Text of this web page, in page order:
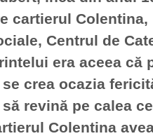
cartierul
Centrul de
era aceea
crea ocazia
revină pe calea
Colentina